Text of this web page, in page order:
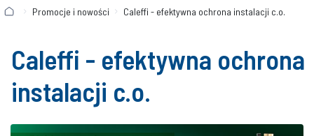
Promocje i nowości Caleffi - efektywna ochrona instalacji c.o.
Caleffi - efektywna ochrona
instalacji c.o.